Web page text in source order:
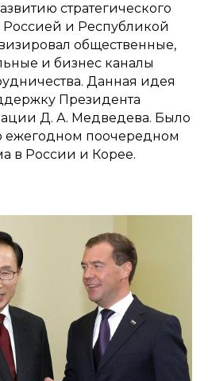
стратегического
Россией и Республикой
общественные,
и бизнес каналы
Данная идея
Президента
Д. А. Медведева. Было
ежегодном поочередном
в России и Корее.